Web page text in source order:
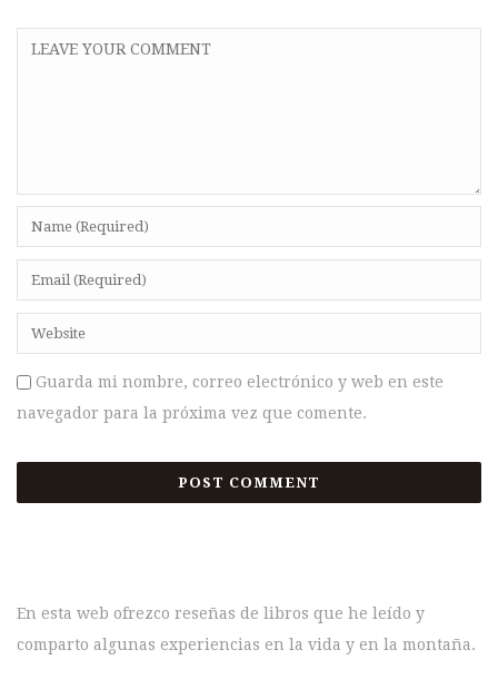
Guarda mi nombre, correo electrónico y web en este
navegador para la próxima vez que comente.
En esta web ofrezco reseñas de libros que he leído y
comparto algunas experiencias en la vida y en la montaña.